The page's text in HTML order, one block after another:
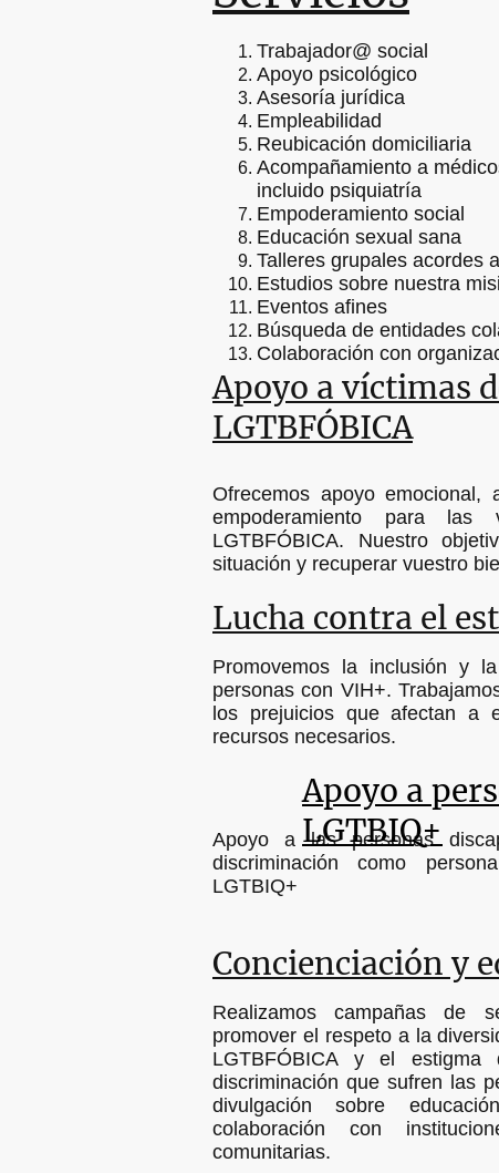
Trabajador@ social
Apoyo psicológico
Asesoría jurídica
Empleabilidad
Reubicación domiciliaria
Acompañamiento a
incluido psiquiatría
Empoderamiento social
Educación sexual sana
Talleres grupales acordes
Estudios sobre nuestra
Eventos afines
Búsqueda de entidades
Colaboración con
Apoyo a víctimas
LGTBFÓBICA
Ofrecemos apoyo emocional,
empoderamiento para las
LGTBFÓBICA. Nuestro
situación y recuperar vuestro
Lucha contra el
Promovemos la inclusión y
personas con VIH+.
los prejuicios que afectan a
recursos necesarios.
Apoyo a
LGTBIQ+
Apoyo a las personas
discriminación como
LGTBIQ+
Concienciación y
Realizamos campañas de
promover el respeto a la
LGTBFÓBICA y el
discriminación que sufren las
divulgación sobre
colaboración con
comunitarias.